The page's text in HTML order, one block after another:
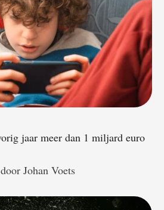
jaar meer dan 1 miljard euro
door Johan Voets